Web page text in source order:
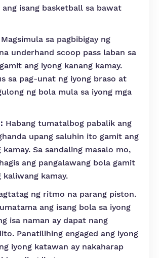
ang isang basketball sa bawat
Magsimula sa pagbibigay ng
underhand scoop pass laban sa
ang iyong kanang kamay.
sa pag-unat ng iyong braso at
ng bola mula sa iyong mga
Habang tumatalbog pabalik ang
upang saluhin ito gamit ang
kamay. Sa sandaling masalo mo,
ang pangalawang bola gamit
kaliwang kamay.
ng ritmo na parang piston.
ang isang bola sa iyong
isa naman ay dapat nang
Panatilihing engaged ang iyong
iyong katawan ay nakaharap